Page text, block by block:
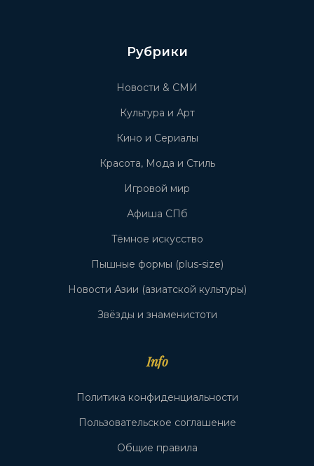
Рубрики
Новости & СМИ
Культура и Арт
Кино и Сериалы
Красота, Мода и Стиль
Игровой мир
Афиша СПб
Тёмное искусство
Пышные формы (plus-size)
Новости Азии (азиатской культуры)
Звёзды и знаменистоти
Info
Политика конфиденциальности
Пользовательское соглашение
Общие правила